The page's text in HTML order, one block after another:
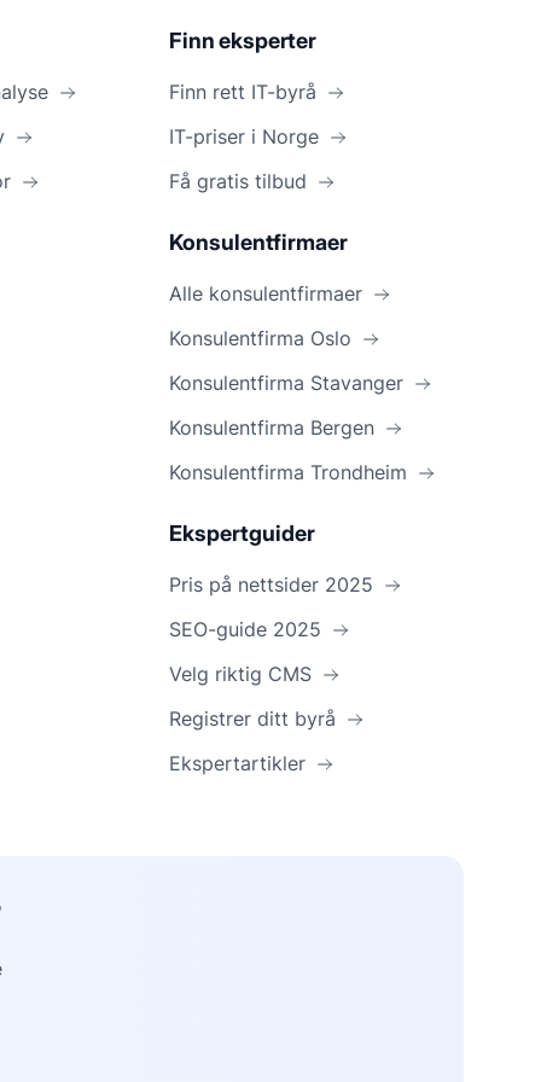
Finn eksperter
Finn rett IT-byrå
IT-priser i Norge
Få gratis tilbud
Konsulentfirmaer
Alle konsulentfirmaer
Konsulentfirma Oslo
Konsulentfirma Stavanger
Konsulentfirma Bergen
Konsulentfirma Trondheim
Ekspertguider
Pris på nettsider 2025
SEO-guide 2025
Velg riktig CMS
Registrer ditt byrå
Ekspertartikler